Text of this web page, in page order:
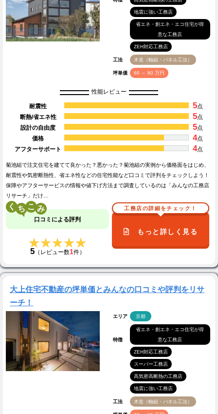
地震に強い工務店
省エネ・創エネ・エコ住宅が得
意な工務店
ZEH対応工務店
工法 木造（軸組・パネル工法）
坪単価 60 ～ 80 万円
性能レビュー
耐震性 5点
断熱/省エネ性
5点
設計の自由度
5点
価格
4点
アフターサポート
4点
菊池組で注文住宅を建てて良かった？悪かった？菊池組の実例から価格面をはじめ、
耐震性や気密断熱性、省エネ性などの住宅性能など口コミで評判をチェックしよう！
保障やアフターサービスの情報や値下げ方法まで調査しているのは「みんなの工務店
リサーチ」だけ…
く こ
口コミによる評判
★★★★★
★★★★★
5（レビュー数1件）
工務店の詳細をチェック！
もっと詳しく見る
大上住宅不動産の坪単価とみんなの口コミや評判をリサ
ーチ！
エリア 京都
特徴
省エネ・創エネ・エコ住宅が得
意な工務店
ZEH対応工務店
スーパー工務店
高気密高断熱の工務店
地震に強い工務店
工法 木造（軸組・パネル工法）